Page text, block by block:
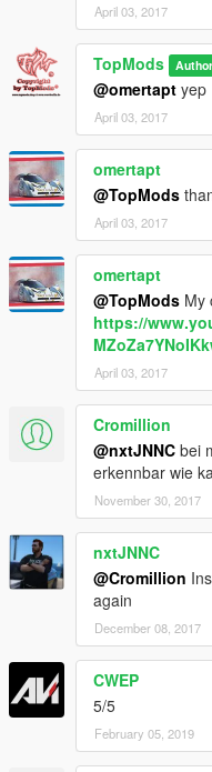
April 03, 2017
TopMods Author
@omertapt yep
April 03, 2017
omertapt
@TopMods
April 03, 2017
omertapt
@TopMods My
https://
April 03, 2017
Cromillion
@nxtJNNC bei
erkennbar wie
November 30, 2017
nxtJNNC
@Cromillion
again
December 08, 2017
CWEP
5/5
February 05, 2019